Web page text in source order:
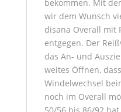
bekommen. Mit
wir dem Wunsch
disana Overall mit
entgegen. Der
das An- und
weites Öffnen,
Windelwechsel
noch im Overall